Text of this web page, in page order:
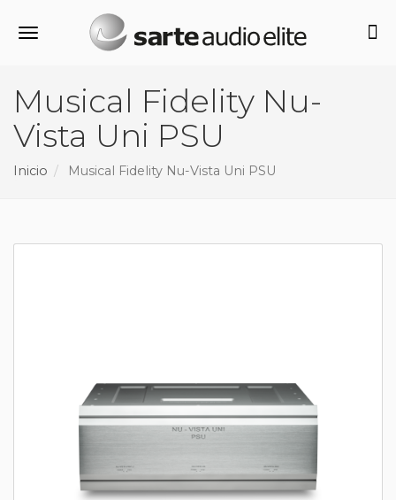
Alternar navegación
Musical Fidelity Nu-
Vista Uni PSU
Inicio Musical Fidelity Nu-Vista Uni PSU